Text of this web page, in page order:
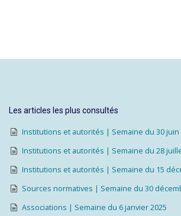
Les articles les plus consultés
Institutions et autorités | Semaine du 30 juin
Institutions et autorités | Semaine du 28
Institutions et autorités | Semaine du 15
Sources normatives | Semaine du 30
Associations | Semaine du 6 janvier 2025